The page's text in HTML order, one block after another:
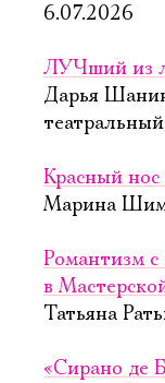
6.07.2026
ЛУЧший из
Дарья
Красный
Марина
Романтизм
в
Татьяна
«Сирано де